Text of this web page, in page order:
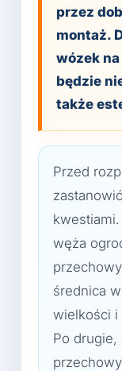
przez
montaż.
wózek
będzie
także
Przed
węża
średnica
wielkości i
Po